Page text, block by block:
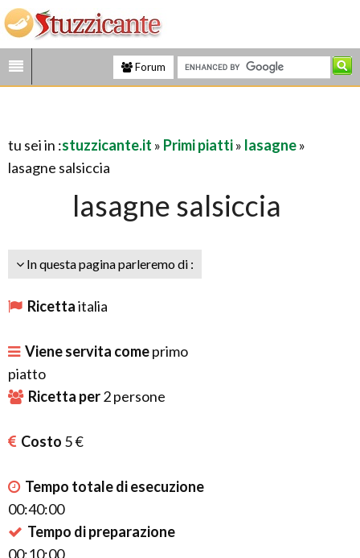
Forum
tu sei in :stuzzicante.it » Primi piatti» lasagne»
lasagne salsiccia
lasagne salsiccia
In questa pagina parleremo di :
Ricettaitalia
Viene servita comeprimo
piatto
Ricetta per2persone
Costo 5 €
Tempo totale di esecuzione
00:40:00
Tempo di preparazione
00:10:00